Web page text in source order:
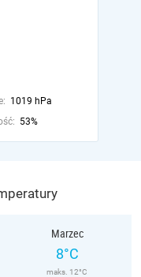
1019 hPa
53%
Marzec
8°C
maks. 12°C